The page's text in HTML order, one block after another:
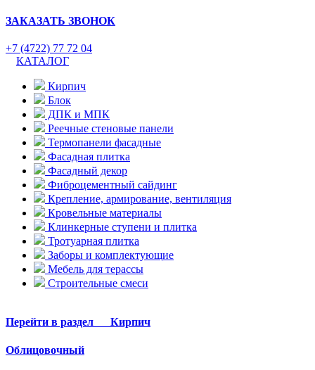
ЗАКАЗАТЬ ЗВОНОК
+7 (4722) 77 72 04
КАТАЛОГ
Кирпич
Блок
ДПК и МПК
Реечные стеновые панели
Термопанели фасадные
Фасадная плитка
Фасадный декор
Фиброцементный сайдинг
Крепление, армирование, вентиляция
Кровельные материалы
Клинкерные ступени и плитка
Тротуарная плитка
Заборы и комплектующие
Мебель для терассы
Строительные смеси
Перейти в раздел Кирпич
Облицовочный